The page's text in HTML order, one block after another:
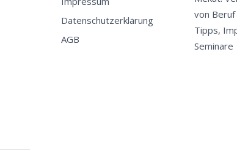
Datenschutzerklärung
AGB
von Beruf
Tipps,
Seminare